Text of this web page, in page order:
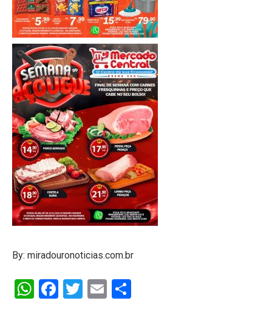
By: miradouronoticias.com.br
WhatsApp
Facebook
Twitter
Email